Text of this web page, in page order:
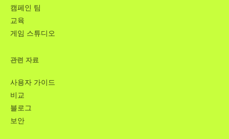
캠페인 팀
교육
게임 스튜디오
관련 자료
사용자 가이드
비교
블로그
보안